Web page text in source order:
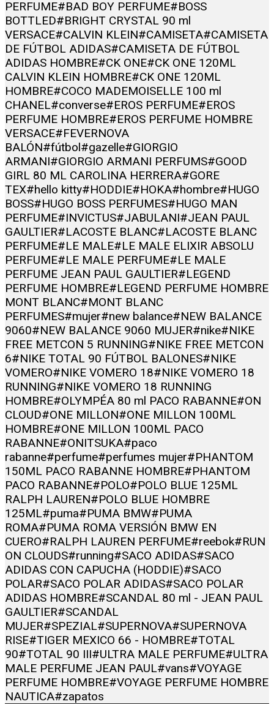
PERFUME#BAD BOY PERFUME#BOSS
BOTTLED#BRIGHT CRYSTAL 90 ml
VERSACE#CALVIN KLEIN#CAMISETA#CAMISETA
DE FÚTBOL ADIDAS#CAMISETA DE FÚTBOL
ADIDAS HOMBRE#CK ONE#CK ONE 120ML
CALVIN KLEIN HOMBRE#CK ONE 120ML
HOMBRE#COCO MADEMOISELLE 100 ml
CHANEL#converse#EROS PERFUME#EROS
PERFUME HOMBRE#EROS PERFUME HOMBRE
VERSACE#FEVERNOVA
BALÓN#fútbol#gazelle#GIORGIO
ARMANI#GIORGIO ARMANI PERFUMS#GOOD
GIRL 80 ML CAROLINA HERRERA#GORE
TEX#hello kitty#HODDIE#HOKA#hombre#HUGO
BOSS#HUGO BOSS PERFUMES#HUGO MAN
PERFUME#INVICTUS#JABULANI#JEAN PAUL
GAULTIER#LACOSTE BLANC#LACOSTE BLANC
PERFUME#LE MALE#LE MALE ELIXIR ABSOLU
PERFUME#LE MALE PERFUME#LE MALE
PERFUME JEAN PAUL GAULTIER#LEGEND
PERFUME HOMBRE#LEGEND PERFUME HOMBRE
MONT BLANC#MONT BLANC
PERFUMES#mujer#new balance#NEW BALANCE
9060#NEW BALANCE 9060 MUJER#nike#NIKE
FREE METCON 5 RUNNING#NIKE FREE METCON
6#NIKE TOTAL 90 FÚTBOL BALONES#NIKE
VOMERO#NIKE VOMERO 18#NIKE VOMERO 18
RUNNING#NIKE VOMERO 18 RUNNING
HOMBRE#OLYMPÉA 80 ml PACO RABANNE#ON
CLOUD#ONE MILLON#ONE MILLON 100ML
HOMBRE#ONE MILLON 100ML PACO
RABANNE#ONITSUKA#paco
rabanne#perfume#perfumes mujer#PHANTOM
150ML PACO RABANNE HOMBRE#PHANTOM
PACO RABANNE#POLO#POLO BLUE 125ML
RALPH LAUREN#POLO BLUE HOMBRE
125ML#puma#PUMA BMW#PUMA
ROMA#PUMA ROMA VERSIÓN BMW EN
CUERO#RALPH LAUREN PERFUME#reebok#RUN
ON CLOUDS#running#SACO ADIDAS#SACO
ADIDAS CON CAPUCHA (HODDIE)#SACO
POLAR#SACO POLAR ADIDAS#SACO POLAR
ADIDAS HOMBRE#SCANDAL 80 ml - JEAN PAUL
GAULTIER#SCANDAL
MUJER#SPEZIAL#SUPERNOVA#SUPERNOVA
RISE#TIGER MEXICO 66 - HOMBRE#TOTAL
90#TOTAL 90 III#ULTRA MALE PERFUME#ULTRA
MALE PERFUME JEAN PAUL#vans#VOYAGE
PERFUME HOMBRE#VOYAGE PERFUME HOMBRE
NAUTICA#zapatos